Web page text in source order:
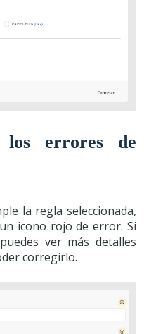
los errores de
la regla seleccionada,
icono rojo de error. Si
ver más detalles
corregirlo.